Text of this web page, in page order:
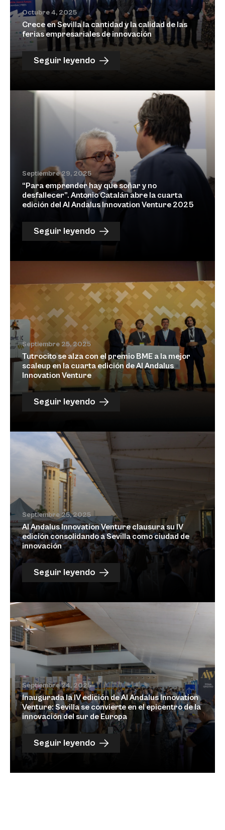
Octubre 4, 2025
Crece en Sevilla la cantidad y la calidad de las
ferias empresariales de innovación
Seguir leyendo
Septiembre 29, 2025
“Para emprender hay que soñar y no
desfallecer”. Antonio Catalán abre la cuarta
edición del Al Andalus Innovation Venture 2025
Seguir leyendo
Septiembre 25, 2025
Tutrocito se alza con el premio BME a la mejor
scaleup en la cuarta edición de Al Andalus
Innovation Venture
Seguir leyendo
Septiembre 25, 2025
Al Andalus Innovation Venture clausura su IV
edición consolidando a Sevilla como ciudad de
innovación
Seguir leyendo
Septiembre 24, 2025
Inaugurada la IV edición de Al Andalus Innovation
Venture: Sevilla se convierte en el epicentro de la
innovación del sur de Europa
Seguir leyendo